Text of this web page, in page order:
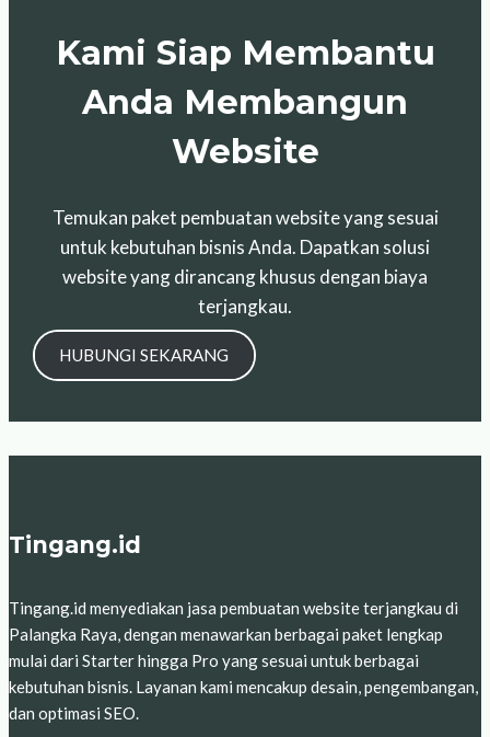
Kami Siap Membantu
Anda Membangun
Website
Temukan paket pembuatan website yang sesuai
untuk kebutuhan bisnis Anda. Dapatkan solusi
website yang dirancang khusus dengan biaya
terjangkau.
HUBUNGI SEKARANG
Tingang.id
Tingang.id menyediakan jasa pembuatan website terjangkau di
Palangka Raya, dengan menawarkan berbagai paket lengkap
mulai dari Starter hingga Pro yang sesuai untuk berbagai
kebutuhan bisnis. Layanan kami mencakup desain, pengembangan,
dan optimasi SEO.